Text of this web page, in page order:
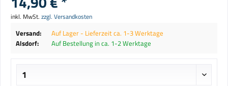
inkl. MwSt. zzgl. Versandkosten
Versand:
Auf Lager - Lieferzeit ca. 1-3 Werktage
Alsdorf:
Auf Bestellung in ca. 1-2 Werktage